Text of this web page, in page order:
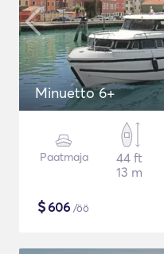
Minuetto 6+
Paatmaja
44 ft
13 m
$606 /öö